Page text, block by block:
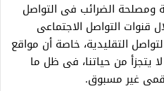
ومصلحة الضرائب فى التواصل
التواصل الاجتماعى
التقليدية، خاصة أن مواقع
يتجزأ من حياتنا، فى ظل ما
غير مسبوق.